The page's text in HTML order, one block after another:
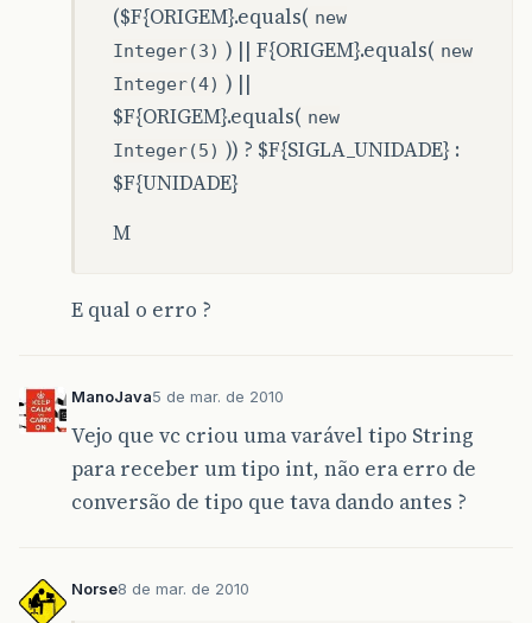
($F{ORIGEM}.equals( new
Integer(3) ) || F{ORIGEM}.equals( new
Integer(4) ) ||
$F{ORIGEM}.equals( new
Integer(5) )) ? $F{SIGLA_UNIDADE} :
$F{UNIDADE}
M
E qual o erro ?
ManoJava5 de mar. de 2010
Vejo que vc criou uma varável tipo String
para receber um tipo int, não era erro de
conversão de tipo que tava dando antes ?
Norse8 de mar. de 2010